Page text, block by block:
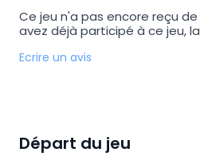
Ce jeu n'a pas encore reçu
avez déjà participé à ce jeu,
Ecrire un avis
Départ du jeu